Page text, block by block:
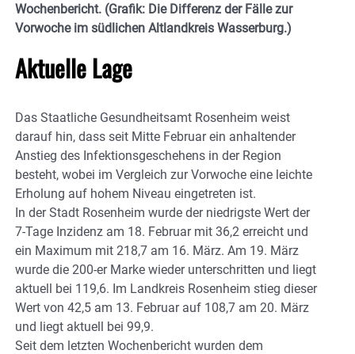
Wochenbericht. (Grafik: Die Differenz der Fälle zur
Vorwoche im südlichen Altlandkreis Wasserburg.)
Aktuelle Lage
Das Staatliche Gesundheitsamt Rosenheim weist
darauf hin, dass seit Mitte Februar ein anhaltender
Anstieg des Infektionsgeschehens in der Region
besteht, wobei im Vergleich zur Vorwoche eine leichte
Erholung auf hohem Niveau eingetreten ist.
In der Stadt Rosenheim wurde der niedrigste Wert der
7-Tage Inzidenz am 18. Februar mit 36,2 erreicht und
ein Maximum mit 218,7 am 16. März. Am 19. März
wurde die 200-er Marke wieder unterschritten und liegt
aktuell bei 119,6. Im Landkreis Rosenheim stieg dieser
Wert von 42,5 am 13. Februar auf 108,7 am 20. März
und liegt aktuell bei 99,9.
Seit dem letzten Wochenbericht wurden dem